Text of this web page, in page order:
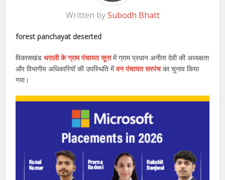
Written bySubodh Bhatt
forest panchayat deserted
विकासखंडथराली के ग्राम पंचायत सूनामें ग्राम प्रधान अनीता देवी की अध्यक्षता
और विभागीय अधिकारियों की उपस्थिति मेंवन पंचायत सरपंचका चुनाव किया
गया।